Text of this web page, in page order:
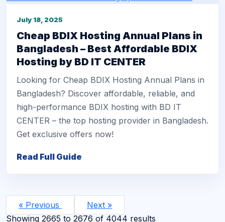
July 18, 2025
Cheap BDIX Hosting Annual Plans in
Bangladesh – Best Affordable BDIX
Hosting by BD IT CENTER
Looking for Cheap BDIX Hosting Annual Plans in
Bangladesh? Discover affordable, reliable, and
high-performance BDIX hosting with BD IT
CENTER – the top hosting provider in Bangladesh.
Get exclusive offers now!
Read Full Guide
« Previous
Next »
Showing 2665 to 2676 of 4044 results